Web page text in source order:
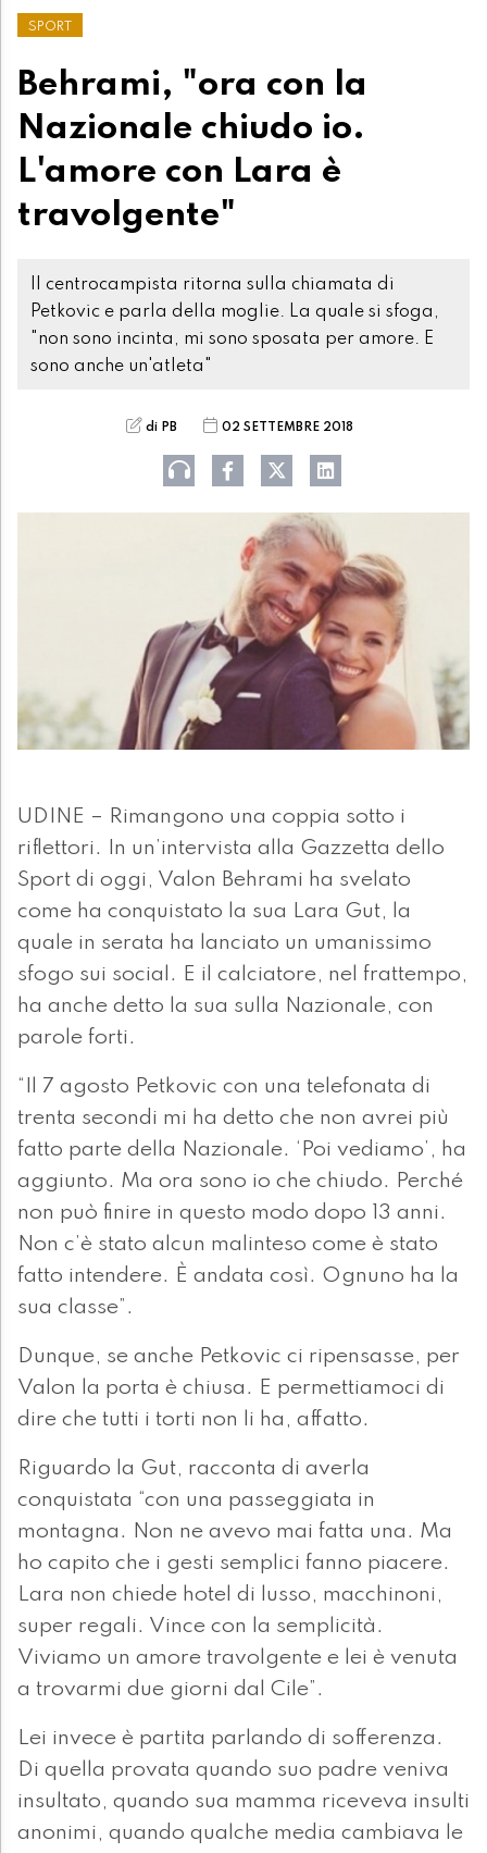
SPORT
Behrami, "ora con la
Nazionale chiudo io.
L'amore con Lara è
travolgente"
Il centrocampista ritorna sulla chiamata di
Petkovic e parla della moglie. La quale si sfoga,
"non sono incinta, mi sono sposata per amore. E
sono anche un'atleta"
di PB 02 SETTEMBRE 2018
UDINE – Rimangono una coppia sotto i
riflettori. In un’intervista alla Gazzetta dello
Sport di oggi, Valon Behrami ha svelato
come ha conquistato la sua Lara Gut, la
quale in serata ha lanciato un umanissimo
sfogo sui social. E il calciatore, nel frattempo,
ha anche detto la sua sulla Nazionale, con
parole forti.
“Il 7 agosto Petkovic con una telefonata di
trenta secondi mi ha detto che non avrei più
fatto parte della Nazionale. ‘Poi vediamo’, ha
aggiunto. Ma ora sono io che chiudo. Perché
non può finire in questo modo dopo 13 anni.
Non c’è stato alcun malinteso come è stato
fatto intendere. È andata così. Ognuno ha la
sua classe”.
Dunque, se anche Petkovic ci ripensasse, per
Valon la porta è chiusa. E permettiamoci di
dire che tutti i torti non li ha, affatto.
Riguardo la Gut, racconta di averla
conquistata “con una passeggiata in
montagna. Non ne avevo mai fatta una. Ma
ho capito che i gesti semplici fanno piacere.
Lara non chiede hotel di lusso, macchinoni,
super regali. Vince con la semplicità.
Viviamo un amore travolgente e lei è venuta
a trovarmi due giorni dal Cile”.
Lei invece è partita parlando di sofferenza.
Di quella provata quando suo padre veniva
insultato, quando sua mamma riceveva insulti
anonimi, quando qualche media cambiava le